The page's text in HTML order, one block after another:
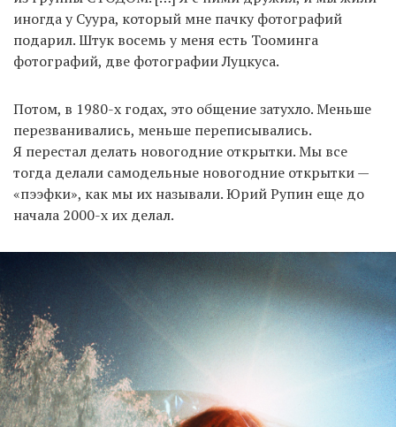
иногда у Суура, который мне пачку фотографий
подарил. Штук восемь у меня есть Тооминга
фотографий, две фотографии Луцкуса.
Потом, в 1980-х годах, это общение затухло. Меньше
перезванивались, меньше переписывались.
Я перестал делать новогодние открытки. Мы все
тогда делали самодельные новогодние открытки —
«пээфки», как мы их называли. Юрий Рупин еще до
начала 2000-х их делал.